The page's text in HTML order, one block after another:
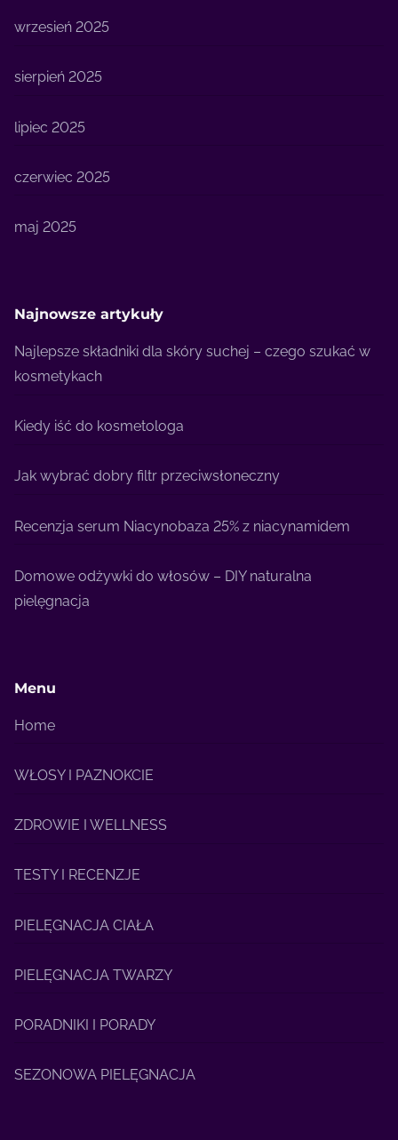
wrzesień 2025
sierpień 2025
lipiec 2025
czerwiec 2025
maj 2025
Najnowsze artykuły
Najlepsze składniki dla skóry suchej – czego szukać w
kosmetykach
Kiedy iść do kosmetologa
Jak wybrać dobry filtr przeciwsłoneczny
Recenzja serum Niacynobaza 25% z niacynamidem
Domowe odżywki do włosów – DIY naturalna
pielęgnacja
Menu
Home
WŁOSY I PAZNOKCIE
ZDROWIE I WELLNESS
TESTY I RECENZJE
PIELĘGNACJA CIAŁA
PIELĘGNACJA TWARZY
PORADNIKI I PORADY
SEZONOWA PIELĘGNACJA